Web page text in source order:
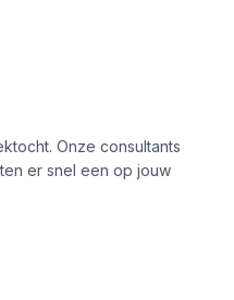
Onze consultants
er snel een op jouw